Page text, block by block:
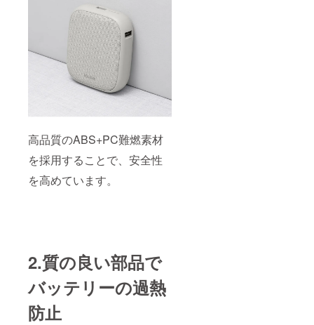
高品質のABS+PC難燃素材
を採用することで、安全性
を高めています。
2.質の良い部品で
バッテリーの過熱
防止